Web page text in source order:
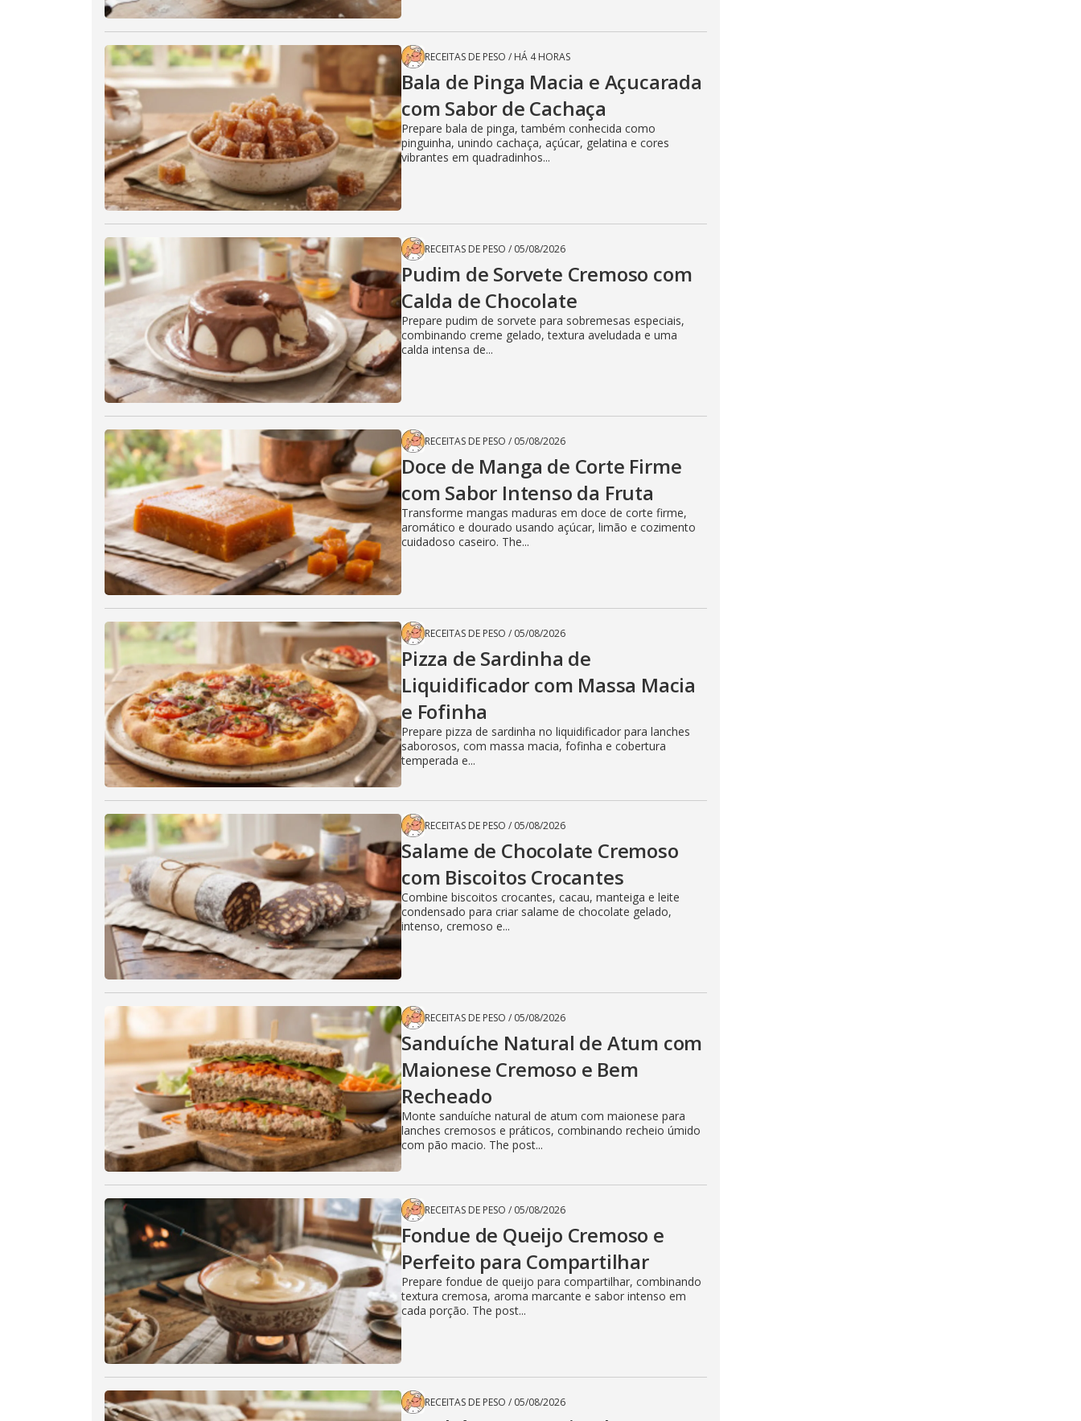
RECEITAS DE PESO / HÁ 4 HORAS
Bala de Pinga Macia e Açucarada
com Sabor de Cachaça
Prepare bala de pinga, também conhecida como
pinguinha, unindo cachaça, açúcar, gelatina e cores
vibrantes em quadradinhos...
RECEITAS DE PESO / 05/08/2026
Pudim de Sorvete Cremoso com
Calda de Chocolate
Prepare pudim de sorvete para sobremesas especiais,
combinando creme gelado, textura aveludada e uma
calda intensa de...
RECEITAS DE PESO / 05/08/2026
Doce de Manga de Corte Firme
com Sabor Intenso da Fruta
Transforme mangas maduras em doce de corte firme,
aromático e dourado usando açúcar, limão e cozimento
cuidadoso caseiro. The...
RECEITAS DE PESO / 05/08/2026
Pizza de Sardinha de
Liquidificador com Massa Macia
e Fofinha
Prepare pizza de sardinha no liquidificador para lanches
saborosos, com massa macia, fofinha e cobertura
temperada e...
RECEITAS DE PESO / 05/08/2026
Salame de Chocolate Cremoso
com Biscoitos Crocantes
Combine biscoitos crocantes, cacau, manteiga e leite
condensado para criar salame de chocolate gelado,
intenso, cremoso e...
RECEITAS DE PESO / 05/08/2026
Sanduíche Natural de Atum com
Maionese Cremoso e Bem
Recheado
Monte sanduíche natural de atum com maionese para
lanches cremosos e práticos, combinando recheio úmido
com pão macio. The post...
RECEITAS DE PESO / 05/08/2026
Fondue de Queijo Cremoso e
Perfeito para Compartilhar
Prepare fondue de queijo para compartilhar, combinando
textura cremosa, aroma marcante e sabor intenso em
cada porção. The post...
RECEITAS DE PESO / 05/08/2026